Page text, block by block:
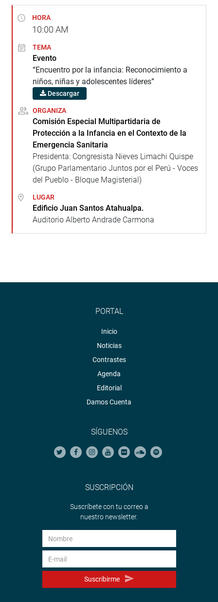
HORA
10:00 AM
TEMA
Evento
“Encuentro por la infancia: Reconocimiento a
niños, niñas y adolescentes líderes”
Descargar
ORGANIZA
Comisión Especial Multipartidaria de
Protección a la Infancia en el Contexto de la
Emergencia Sanitaria
Presidenta: Congresista Nieves Limachi Quispe
(Grupo Parlamentario Juntos por el Perú - Voces
del Pueblo - Bloque Magisterial)
LUGAR
Edificio Juan Santos Atahualpa.
Auditorio Alberto Andrade Carmona
PORTAL
Inicio
Noticias
Contrastes
Agenda
Editorial
Damos Cuenta
SÍGUENOS
SUSCRIPCIÓN
Suscríbete con tu correo a
nuestro newsletter.
Suscribirme